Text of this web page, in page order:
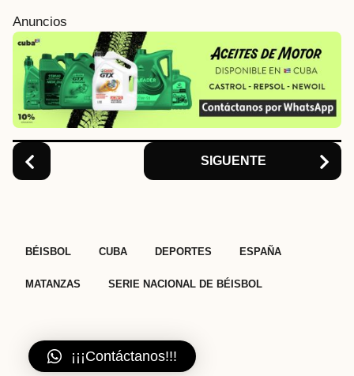
Anuncios
i
n
o
n
SIGUENTE
BÉISBOL CUBA DEPORTES ESPAÑA
MATANZAS SERIE NACIONAL DE BÉISBOL
¡¡¡Contáctanos!!!